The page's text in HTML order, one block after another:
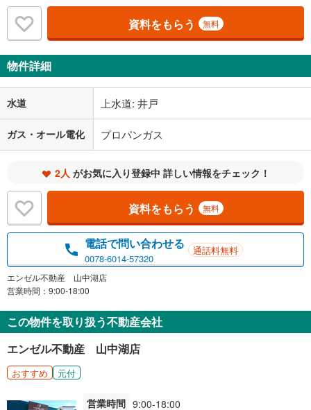
資料をもらう 無料
物件詳細
水道 上水道: 井戸
ガス・オール電化 プロパンガス
2人 がお気に入り登録中 詳しい情報をチェック！
資料をもらう 無料
電話で問い合わせる
0078-6014-57320
通話料無料
エンゼル不動産 山中湖店
営業時間：9:00-18:00
この物件を取り扱う不動産会社
エンゼル不動産 山中湖店
おすすめ 元付
営業時間 9:00-18:00